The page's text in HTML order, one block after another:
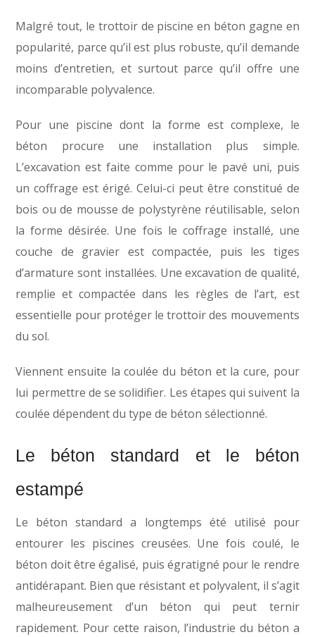
Malgré tout, le trottoir de piscine en béton gagne en
popularité, parce qu’il est plus robuste, qu’il demande
moins d’entretien, et surtout parce qu’il offre une
incomparable polyvalence.
Pour une piscine dont la forme est complexe, le
béton procure une installation plus simple.
L’excavation est faite comme pour le pavé uni, puis
un coffrage est érigé. Celui-ci peut être constitué de
bois ou de mousse de polystyrène réutilisable, selon
la forme désirée. Une fois le coffrage installé, une
couche de gravier est compactée, puis les tiges
d’armature sont installées. Une excavation de qualité,
remplie et compactée dans les règles de l’art, est
essentielle pour protéger le trottoir des mouvements
du sol.
Viennent ensuite la coulée du béton et la cure, pour
lui permettre de se solidifier. Les étapes qui suivent la
coulée dépendent du type de béton sélectionné.
Le béton standard et le béton
estampé
Le béton standard a longtemps été utilisé pour
entourer les piscines creusées. Une fois coulé, le
béton doit être égalisé, puis égratigné pour le rendre
antidérapant. Bien que résistant et polyvalent, il s’agit
malheureusement d’un béton qui peut ternir
rapidement. Pour cette raison, l’industrie du béton a